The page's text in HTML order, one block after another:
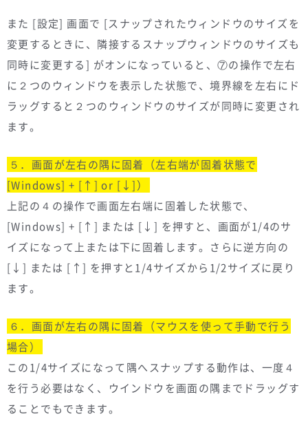
また [設定] 画面で [スナップされたウィンドウのサイズを
変更するときに、隣接するスナップウィンドウのサイズも
同時に変更する] がオンになっていると、⑦の操作で左右
に２つのウィンドウを表示した状態で、境界線を左右にド
ラッグすると２つのウィンドウのサイズが同時に変更され
ます。
５．画面が左右の隅に固着（左右端が固着状態で
[Windows] + [↑] or [↓]）
上記の４の操作で画面左右端に固着した状態で、
[Windows] + [↑] または [↓] を押すと、画面が1/4のサ
イズになって上または下に固着します。さらに逆方向の
[↓] または [↑] を押すと1/4サイズから1/2サイズに戻り
ます。
６．画面が左右の隅に固着（マウスを使って手動で行う
場合）
この1/4サイズになって隅へスナップする動作は、一度４
を行う必要はなく、ウインドウを画面の隅までドラッグす
ることでもできます。